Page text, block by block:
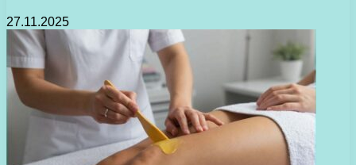
27.11.2025